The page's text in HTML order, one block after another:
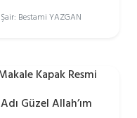
Şair: Bestami YAZGAN
Adı Güzel Allah’ım